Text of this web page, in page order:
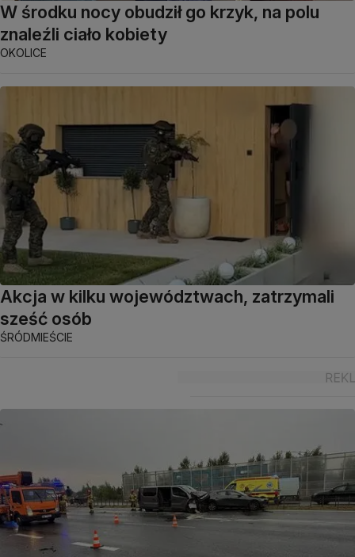
W środku nocy obudził go krzyk, na polu
znaleźli ciało kobiety
OKOLICE
Akcja w kilku województwach, zatrzymali
sześć osób
ŚRÓDMIEŚCIE